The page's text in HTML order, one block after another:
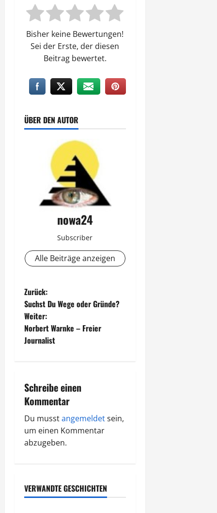
Bisher keine Bewertungen!
Sei der Erste, der diesen
Beitrag bewertet.
ÜBER DEN AUTOR
nowa24
Subscriber
Alle Beiträge anzeigen
B
e
i
a
g
s
v
Zurück:
Suchst Du Wege oder Gründe?
Weiter:
Norbert Warnke – Freier
Journalist
Schreibe einen
Kommentar
Du musstangemeldetsein,
um einen Kommentar
abzugeben.
VERWANDTE GESCHICHTEN
Business